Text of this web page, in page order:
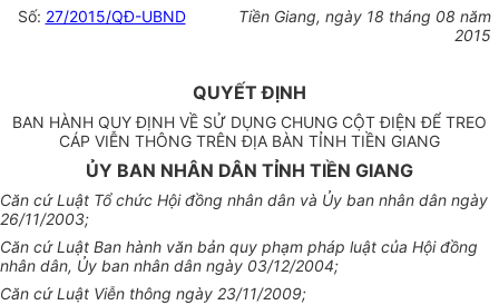
Số: 27/2015/QĐ-UBND
Tiền Giang, ngày 18 tháng 08 năm
2015
QUYẾT ĐỊNH
BAN HÀNH QUY ĐỊNH VỀ SỬ DỤNG CHUNG CỘT ĐIỆN ĐỂ TREO
CÁP VIỄN THÔNG TRÊN ĐỊA BÀN TỈNH TIỀN GIANG
ỦY BAN NHÂN DÂN TỈNH TIỀN GIANG
Căn cứ Luật Tổ chức Hội đồng nhân dân và Ủy ban nhân dân ngày
26/11/2003;
Căn cứ Luật Ban hành văn bản quy phạm pháp luật của Hội đồng
nhân dân, Ủy ban nhân dân ngày 03/12/2004;
Căn cứ Luật Viễn thông ngày 23/11/2009;